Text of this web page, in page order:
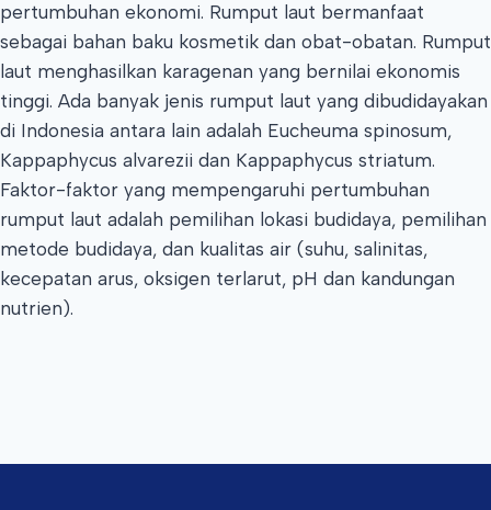
pertumbuhan ekonomi. Rumput laut bermanfaat
sebagai bahan baku kosmetik dan obat-obatan. Rumput
laut menghasilkan karagenan yang bernilai ekonomis
tinggi. Ada banyak jenis rumput laut yang dibudidayakan
di Indonesia antara lain adalah Eucheuma spinosum,
Kappaphycus alvarezii dan Kappaphycus striatum.
Faktor-faktor yang mempengaruhi pertumbuhan
rumput laut adalah pemilihan lokasi budidaya, pemilihan
metode budidaya, dan kualitas air (suhu, salinitas,
kecepatan arus, oksigen terlarut, pH dan kandungan
nutrien).